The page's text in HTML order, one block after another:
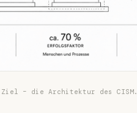
Ziel – die Architektur des CISM.